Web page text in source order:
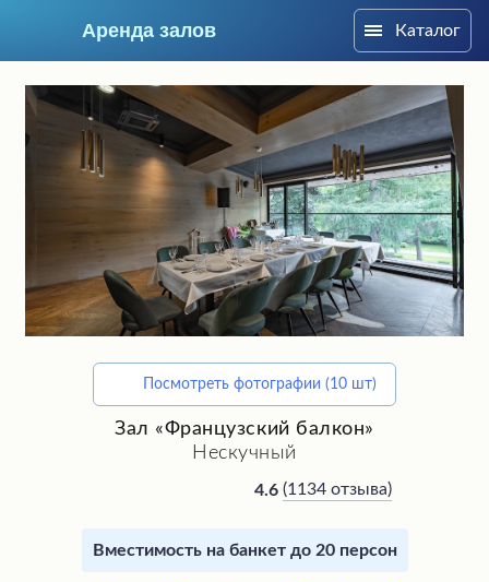
Аренда залов
Подберите мне зал
Каталог
Посмотреть фотографии (10 шт)
Зал «Французский балкон»
Нескучный
4.6 (1134 отзыва)
Вместимость на банкет до 20 персон